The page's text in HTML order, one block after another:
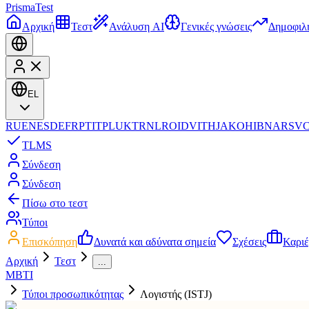
PrismaTest
Αρχική
Τεστ Ανάλυση AI Γενικές γνώσεις
EL
RUENESDEFRPTITPLUKTRNLROIDVITHJAKOHIBNARSV
TLMS
Σύνδεση
Σύνδεση
Πίσω στο τεστ
Τύποι
Επισκόπηση
Δυνατά και αδύνατα σημεία Σχέσεις
Αρχική
Τεστ ...
MBTI
Τύποι προσωπικότητας
Λογιστής (ISTJ)